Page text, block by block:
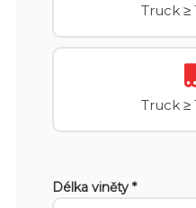
Truck ≥
Truck ≥
Délka viněty *